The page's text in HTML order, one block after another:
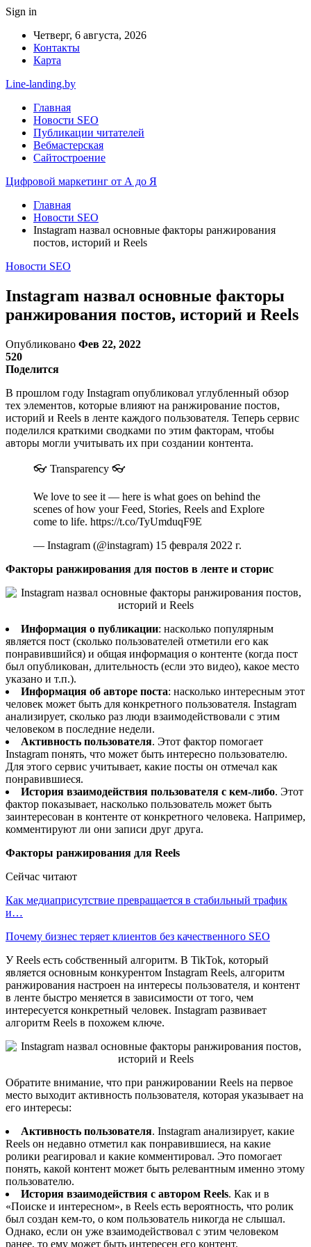
Sign in
Четверг, 6 августа, 2026
Контакты
Карта
Line-landing.by
Главная
Новости SEO
Публикации читателей
Вебмастерская
Сайтостроение
Цифровой маркетинг от А до Я
Главная
Новости SEO
Instagram назвал основные факторы ранжирования
постов, историй и Reels
Новости SEO
Instagram назвал основные факторы
ранжирования постов, историй и Reels
Опубликовано Фев 22, 2022
520
Поделится
В прошлом году Instagram опубликовал углубленный обзор
тех элементов, которые влияют на ранжирование постов,
историй и Reels в ленте каждого пользователя. Теперь сервис
поделился краткими сводками по этим факторам, чтобы
авторы могли учитывать их при создании контента.
👓 Transparency 👓
We love to see it — here is what goes on behind the
scenes of how your Feed, Stories, Reels and Explore
come to life. https://t.co/TyUmduqF9E
— Instagram (@instagram) 15 февраля 2022 г.
Факторы ранжирования для постов в ленте и сторис
Информация о публикации: насколько популярным
является пост (сколько пользователей отметили его как
понравившийся) и общая информация о контенте (когда пост
был опубликован, длительность (если это видео), какое место
указано и т.п.).
Информация об авторе поста: насколько интересным этот
человек может быть для конкретного пользователя. Instagram
анализирует, сколько раз люди взаимодействовали с этим
человеком в последние недели.
Активность пользователя. Этот фактор помогает
Instagram понять, что может быть интересно пользователю.
Для этого сервис учитывает, какие посты он отмечал как
понравившиеся.
История взаимодействия пользователя с кем-либо. Этот
фактор показывает, насколько пользователь может быть
заинтересован в контенте от конкретного человека. Например,
комментируют ли они записи друг друга.
Факторы ранжирования для Reels
Сейчас читают
Как медиаприсутствие превращается в стабильный трафик
и…
Почему бизнес теряет клиентов без качественного SEO
У Reels есть собственный алгоритм. В TikTok, который
является основным конкурентом Instagram Reels, алгоритм
ранжирования настроен на интересы пользователя, и контент
в ленте быстро меняется в зависимости от того, чем
интересуется конкретный человек. Instagram развивает
алгоритм Reels в похожем ключе.
Обратите внимание, что при ранжировании Reels на первое
место выходит активность пользователя, которая указывает на
его интересы:
Активность пользователя. Instagram анализирует, какие
Reels он недавно отметил как понравившиеся, на какие
ролики реагировал и какие комментировал. Это помогает
понять, какой контент может быть релевантным именно этому
пользователю.
История взаимодействия с автором Reels. Как и в
«Поиске и интересном», в Reels есть вероятность, что ролик
был создан кем-то, о ком пользователь никогда не слышал.
Однако, если он уже взаимодействовал с этим человеком
ранее, то ему может быть интересен его контент.